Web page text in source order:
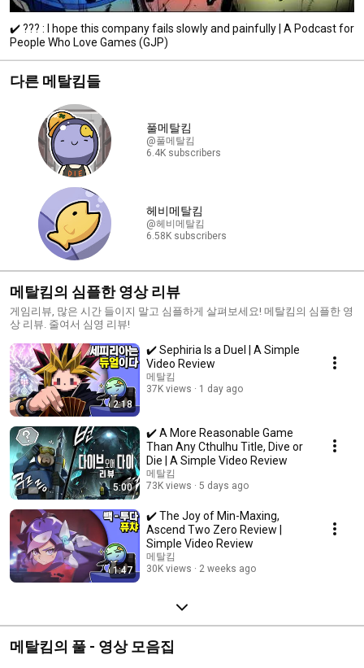
✔️ ??? : I hope this company fails slowly and painfully | A Podcast for
People Who Love Games (GJP)
다른 메탈킴들
풀메탈킴
@풀메탈킴
6.4K subscribers
헤비메탈킴
@헤비메탈킴
6.58K subscribers
메탈킴의 심플한 영상 리뷰
게임리뷰, 많은 시간 들이지 말고 심플하게 살펴보세요! 메탈킴의 심플한 영
상 리뷰. 줄여서 심영 리뷰!
2:18
✔️ Sephiria Is a Duel | A Simple
Video Review
메탈킴
37K views
1 day ago
5:00
✔️ A More Reasonable Game
Than Any Cthulhu Title, Dive or
Die | A Simple Video Review
메탈킴
73K views
5 days ago
1:47
✔️ The Joy of Min-Maxing,
Ascend Two Zero Review |
Simple Video Review
메탈킴
30K views
2 weeks ago
메탈킴의 풀 - 영상 모음집